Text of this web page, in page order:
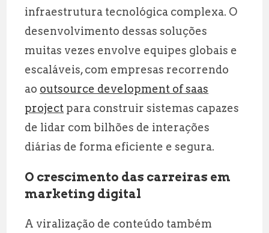
infraestrutura tecnológica complexa. O
desenvolvimento dessas soluções
muitas vezes envolve equipes globais e
escaláveis, com empresas recorrendo
ao outsource development of saas
project para construir sistemas capazes
de lidar com bilhões de interações
diárias de forma eficiente e segura.
O crescimento das carreiras em
marketing digital
A viralização de conteúdo também